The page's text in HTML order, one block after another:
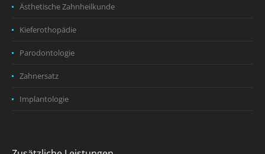
Ästhetische Zahnheilkunde
Kieferothopädie
Parodontologie
Zahnersatz
Implantologie